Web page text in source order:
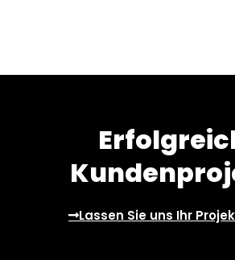
Lassen Sie uns Ihr